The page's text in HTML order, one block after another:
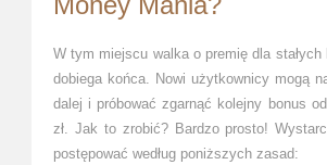
W tym miejscu walka o premię dla stałych
dobiega końca. Nowi użytkownicy mogą
dalej i próbować zgarnąć kolejny bonus
zł. Jak to zrobić? Bardzo prosto!
postępować według poniższych zasad: